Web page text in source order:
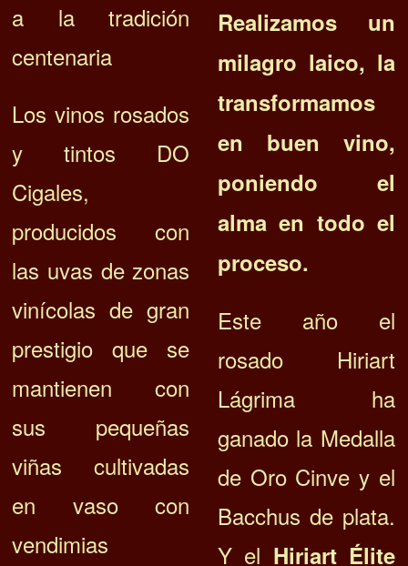
a la tradición
centenaria
Los vinos rosados
y tintos DO
Cigales,
producidos con
las uvas de zonas
vinícolas de gran
prestigio que se
mantienen con
sus pequeñas
viñas cultivadas
en vaso con
vendimias
Realizamos un
milagro laico, la
transformamos
en buen vino,
poniendo el
alma en todo el
proceso.
Este año el
rosado Hiriart
Lágrima ha
ganado la Medalla
de Oro Cinve y el
Bacchus de plata.
Y el Hiriart Élite